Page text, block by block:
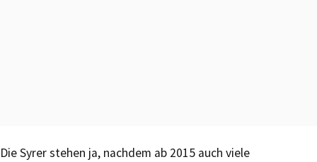
Die Syrer stehen ja, nachdem ab 2015 auch viele